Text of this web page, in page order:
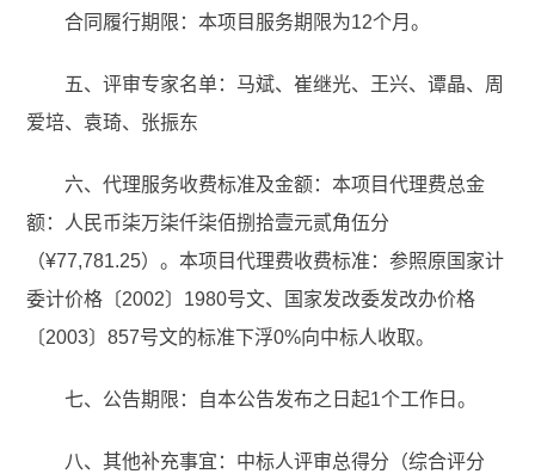
合同履行期限：本项目服务期限为12个月。
五、评审专家名单：马斌、崔继光、王兴、谭晶、周
爱培、袁琦、张振东
六、代理服务收费标准及金额：本项目代理费总金
额：人民币柒万柒仟柒佰捌拾壹元贰角伍分
（¥77,781.25）。本项目代理费收费标准：参照原国家计
委计价格〔2002〕1980号文、国家发改委发改办价格
〔2003〕857号文的标准下浮0%向中标人收取。
七、公告期限：自本公告发布之日起1个工作日。
八、其他补充事宜：中标人评审总得分（综合评分